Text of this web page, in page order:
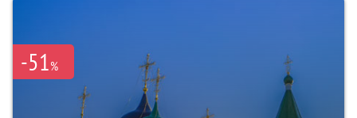
-51%